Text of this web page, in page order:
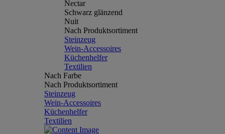
Nectar
Schwarz glänzend
Nuit
Nach Produktsortiment
Steinzeug
Wein-Accessoires
Küchenhelfer
Textilien
Nach Farbe
Nach Produktsortiment
Steinzeug
Wein-Accessoires
Küchenhelfer
Textilien